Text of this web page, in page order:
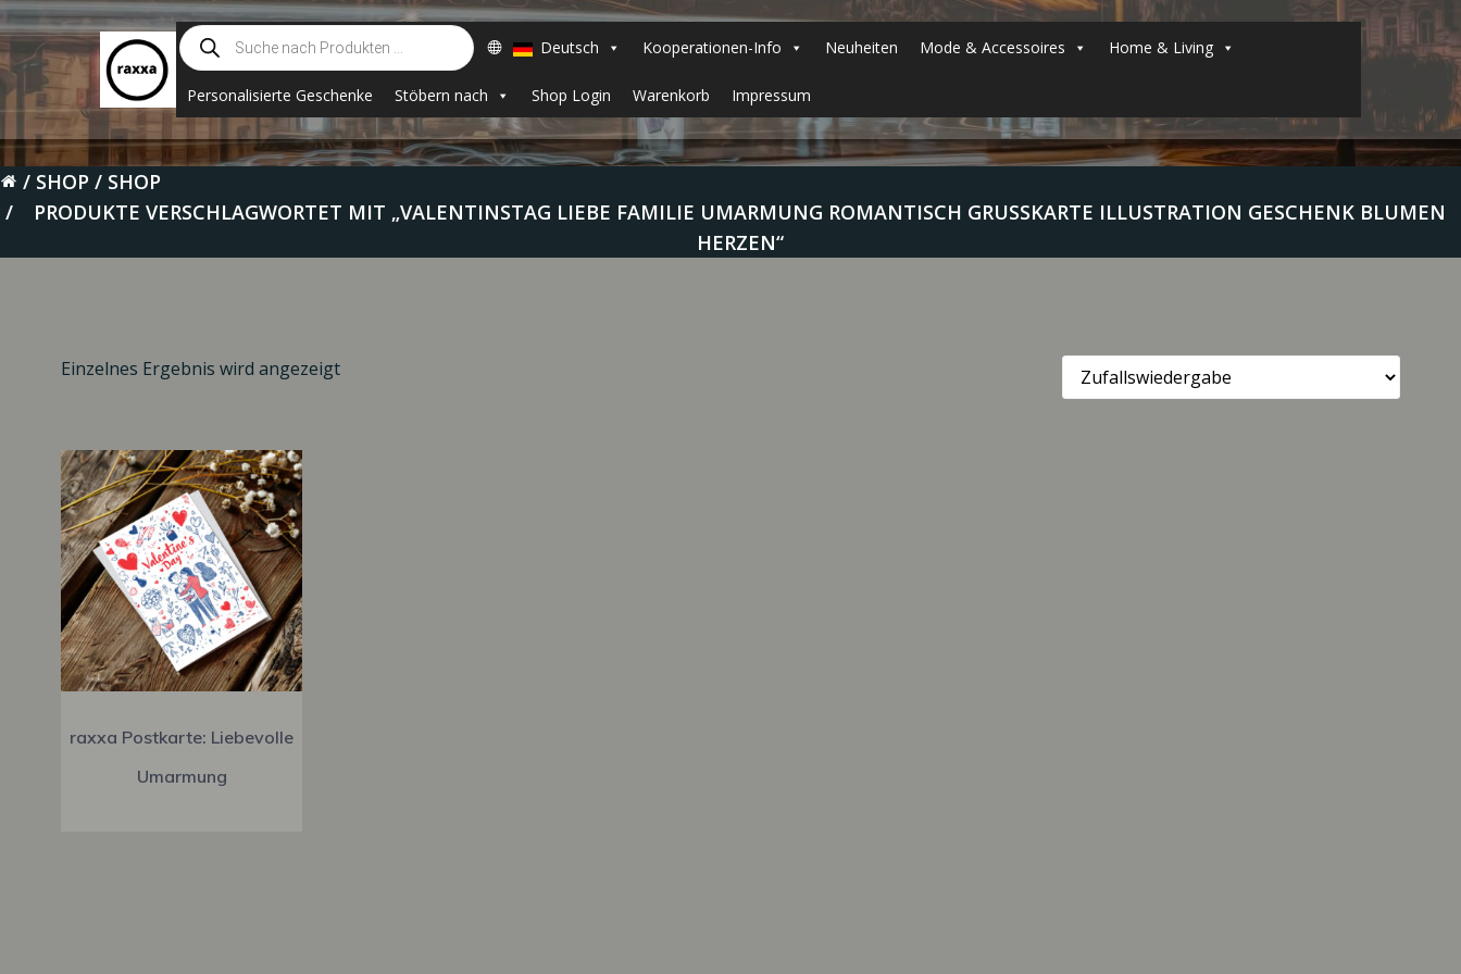
Zum
Inhalt
springen
Suche
nach
Produkten
Deutsch Kooperationen-Info Neuheiten Mode & Accessoires Home & Living
Personalisierte Geschenke Stöbern nach Shop Login Warenkorb Impressum
SHOP
SHOP
PRODUKTE VERSCHLAGWORTET MIT „VALENTINSTAG LIEBE FAMILIE UMARMUNG ROMANTISCH GRUSSKARTE ILLUSTRATION GESCHENK BLUMEN H
ERZEN“
Einzelnes Ergebnis wird angezeigt
raxxa Postkarte: Liebevolle
Umarmung